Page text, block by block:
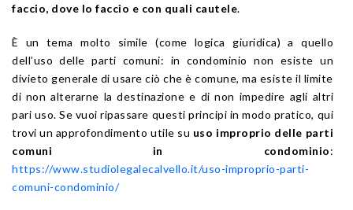
faccio, dove lo faccio e con quali cautele.
È un tema molto simile (come logica giuridica) a quello
dell’uso delle parti comuni: in condominio non esiste un
divieto generale di usare ciò che è comune, ma esiste il limite
di non alterarne la destinazione e di non impedire agli altri
pari uso. Se vuoi ripassare questi principi in modo pratico, qui
trovi un approfondimento utile su uso improprio delle parti
comuni in condominio:
https://www.studiolegalecalvello.it/uso-improprio-parti-
comuni-condominio/